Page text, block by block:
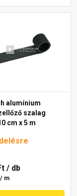
alumínium
szalag
cm x 5 m
/ db
m